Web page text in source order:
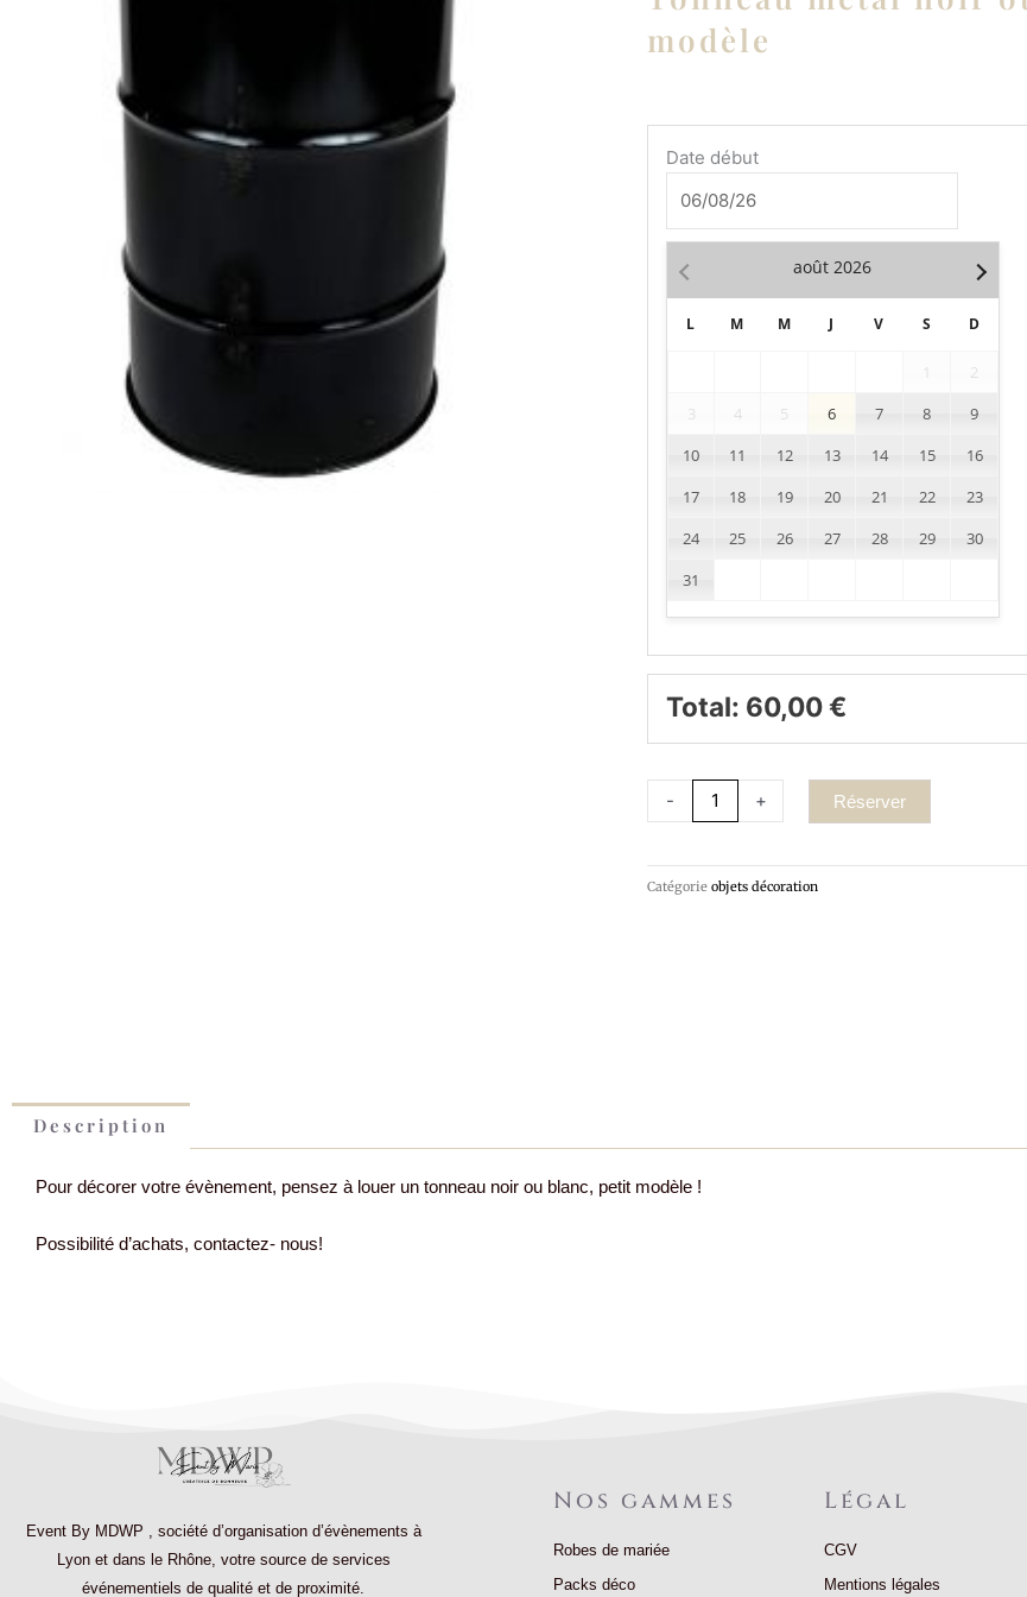
modèle
Date début
août 2026
L M M J V S D
2
3
4 5 6 7 8
9
10
11 12 13 14 15
16
17
18 19 20 21 22
23
24
25 26 27 28 29
30
31
Total: 60,00€
-
Tonneau
+ Réserver
Catégorie objets décoration
Description
Pour décorer votre évènement, pensez à louer un tonneau noir ou blanc, petit modèle !
Possibilité d’achats, contactez- nous!
Event By MDWP , société d’organisation d’évènements à
Lyon et dans le Rhône, votre source de services
événementiels de qualité et de proximité.
Nos gammes
Robes de mariée
Packs déco
Légal
CGV
Mentions légales